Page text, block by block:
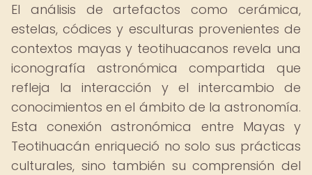
El análisis de artefactos como cerámica,
estelas, códices y esculturas provenientes de
contextos mayas y teotihuacanos revela una
iconografía astronómica compartida que
refleja la interacción y el intercambio de
conocimientos en el ámbito de la astronomía.
Esta conexión astronómica entre Mayas y
Teotihuacán enriqueció no solo sus prácticas
culturales, sino también su comprensión del